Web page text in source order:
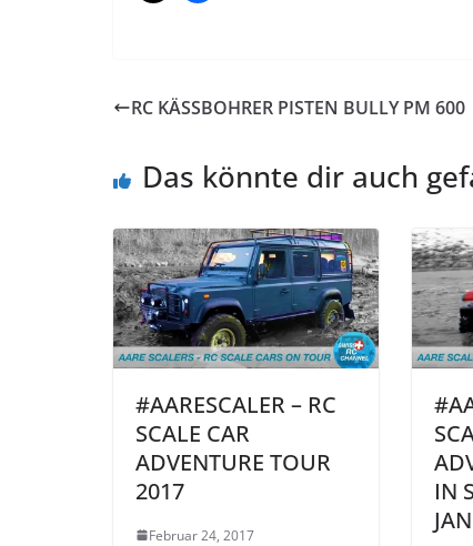
RC KÄSSBOHRER PISTEN BULLY PM 600
Das könnte dir auch
#AARESCALER – RC
SCALE CAR
ADVENTURE TOUR
2017
Februar 24, 2017
IN